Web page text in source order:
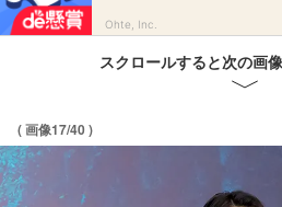
Ohte, Inc.
スクロールすると次の画
( 画像17/40 )